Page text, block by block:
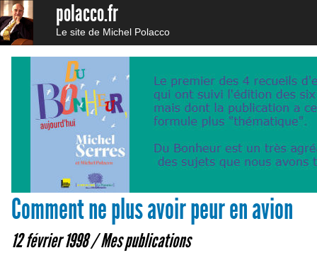
polacco.fr
Le site de Michel Polacco
Comment ne plus avoir peur en avion
12 février 1998 /Mes publications